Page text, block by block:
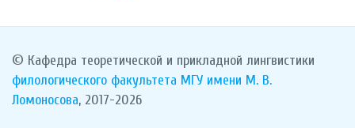
© Кафедра теоретической и прикладной лингвистики
филологического факультета МГУ имени М. В.
Ломоносова, 2017-2026